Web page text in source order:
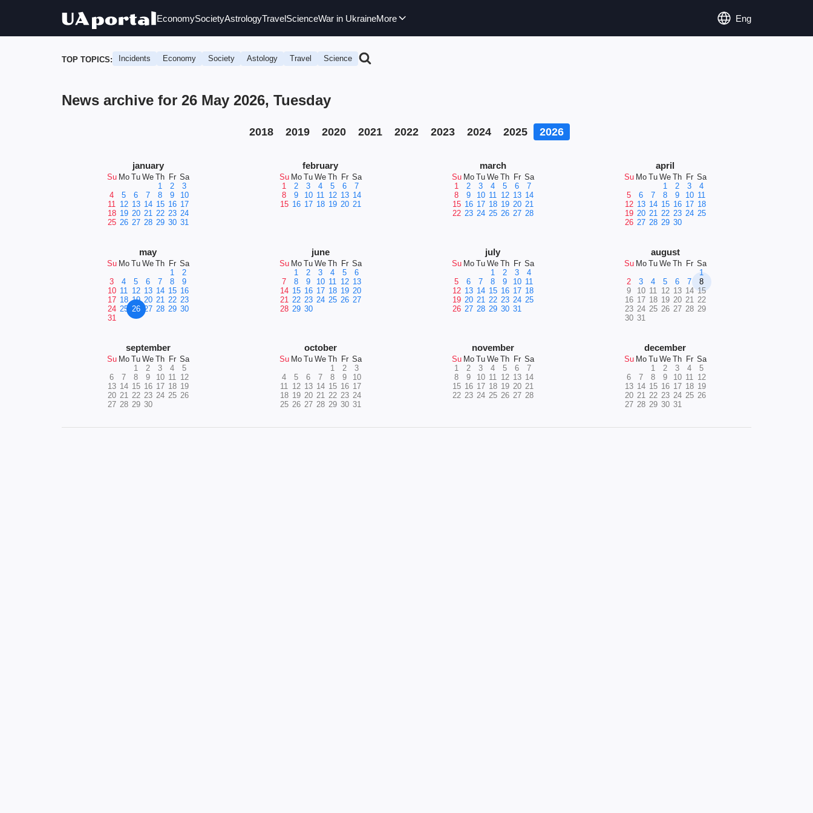
EconomySocietyAstrologyTravelScienceWar in UkraineMore Eng
TOP TOPICS: Incidents Economy Society Astology Travel Science
News archive for 26 May 2026, Tuesday
2018 2019 2020 2021 2022 2023 2024 2025 2026
january
Su Mo Tu We Th Fr Sa
1
2
3
4
5 6 7 8 9
10
11 12 13 14 15 16 17
18 19 20 21 22 23 24
25 26 27 28 29 30 31
february
Su Mo Tu We Th Fr Sa
1
2 3 4 5 6
7
8
9 10 11 12 13 14
15 16 17 18 19 20 21
march
Su Mo Tu We Th Fr Sa
1
2 3 4 5 6
7
8
9 10 11 12 13 14
15 16 17 18 19 20 21
22 23 24 25 26 27 28
april
Su Mo Tu We Th Fr Sa
1
2 3
4
5
6 7 8 9 10 11
12 13 14 15 16 17 18
19 20 21 22 23 24 25
26 27 28 29 30
may
Su Mo Tu We Th Fr Sa
1
2
3
4 5 6 7 8
9
10 11 12 13 14 15 16
17 18 19 20 21 22 23
24 25 26 27 28 29 30
31
june
Su Mo Tu We Th Fr Sa
1
2 3 4 5
6
7
8 9 10 11 12 13
14 15 16 17 18 19 20
21 22 23 24 25 26 27
28 29 30
july
Su Mo Tu We Th Fr Sa
1
2 3
4
5
6 7 8 9 10 11
12 13 14 15 16 17 18
19 20 21 22 23 24 25
26 27 28 29 30 31
august
Su Mo Tu We Th Fr Sa
1
2
3 4 5 6 7
8
9
10 11 12 13 14 15
16 17 18 19 20 21 22
23 24 25 26 27 28 29
30 31
september
Su Mo Tu We Th Fr Sa
1
2 3 4
5
6
7 8 9 10 11 12
13 14 15 16 17 18 19
20 21 22 23 24 25 26
27 28 29 30
october
Su Mo Tu We Th Fr Sa
1
2
3
4
5 6 7 8 9
10
11 12 13 14 15 16 17
18 19 20 21 22 23 24
25 26 27 28 29 30 31
november
Su Mo Tu We Th Fr Sa
1
2 3 4 5 6
7
8
9 10 11 12 13 14
15 16 17 18 19 20 21
22 23 24 25 26 27 28
december
Su Mo Tu We Th Fr Sa
1
2 3 4
5
6
7 8 9 10 11 12
13 14 15 16 17 18 19
20 21 22 23 24 25 26
27 28 29 30 31